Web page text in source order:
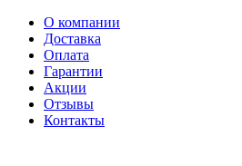
О компании
Доставка
Оплата
Гарантии
Акции
Отзывы
Контакты